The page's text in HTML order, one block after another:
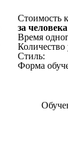
Стоимость
за человека
Время
Количество
Стиль:
Форма